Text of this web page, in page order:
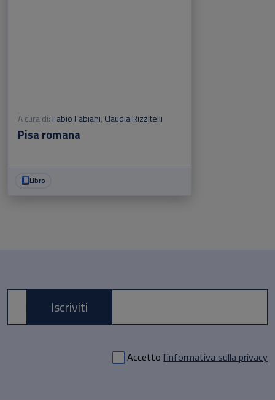
A cura di: Fabio Fabiani, Claudia Rizzitelli
Pisa romana
Libro
E-mail *
Accetto l'informativa sulla privacy
Iscriviti